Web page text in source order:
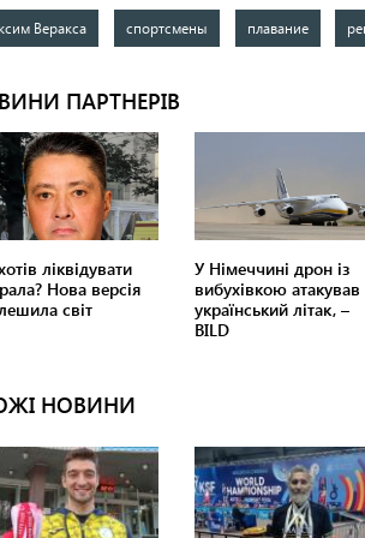
Веракса спортсмены плавание
НОВИНИ